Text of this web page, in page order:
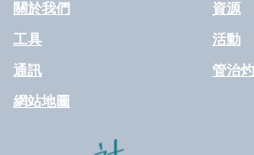
關於我們 資源
工具 活動
通訊 管治
網站地圖